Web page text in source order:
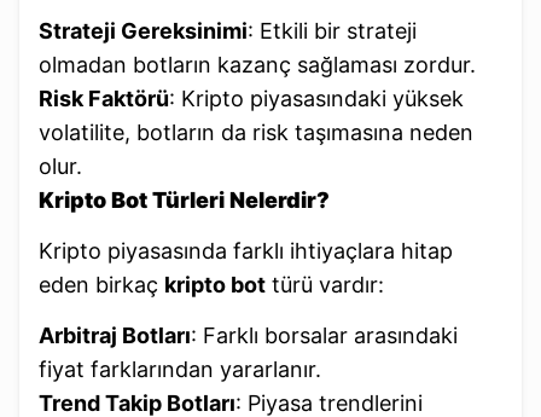
Strateji Gereksinimi: Etkili bir strateji
olmadan botların kazanç sağlaması zordur.
Risk Faktörü: Kripto piyasasındaki yüksek
volatilite, botların da risk taşımasına neden
olur.
Kripto Bot Türleri Nelerdir?
Kripto piyasasında farklı ihtiyaçlara hitap
eden birkaç kripto bot türü vardır:
Arbitraj Botları: Farklı borsalar arasındaki
fiyat farklarından yararlanır.
Trend Takip Botları: Piyasa trendlerini